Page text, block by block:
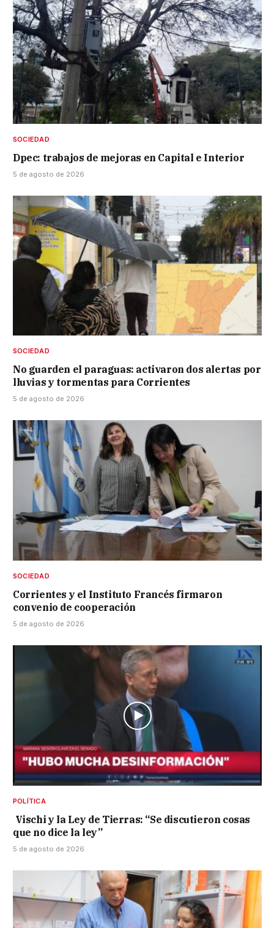
SOCIEDAD
Dpec: trabajos de mejoras en Capital e Interior
5 de agosto de 2026
SOCIEDAD
No guarden el paraguas: activaron dos alertas por
lluvias y tormentas para Corrientes
5 de agosto de 2026
SOCIEDAD
Corrientes y el Instituto Francés firmaron
convenio de cooperación
5 de agosto de 2026
POLÍTICA
Vischi y la Ley de Tierras: “Se discutieron cosas
que no dice la ley”
5 de agosto de 2026